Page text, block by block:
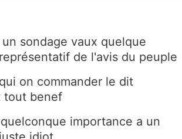
sondage vaux quelque
de l'avis du peuple
on commander le dit
tout benef
importance a un